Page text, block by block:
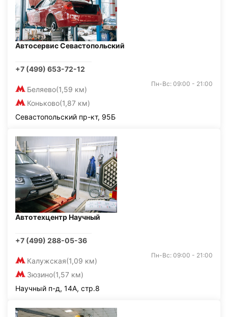
Автосервис Севастопольский
+7 (499) 653-72-12
Беляево(1,59 км)
Коньково(1,87 км)
Пн-Вс: 09:00 - 21:00
Севастопольский пр-кт, 95Б
Автотехцентр Научный
+7 (499) 288-05-36
Калужская(1,09 км)
Зюзино(1,57 км)
Пн-Вс: 09:00 - 21:00
Научный п-д, 14А, стр.8